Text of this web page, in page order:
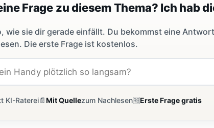
Frage zu diesem Thema? Ich hab
wie sie dir gerade einfällt. Du bekommst eine
Die erste Frage ist kostenlos.
KI-Raterei📄Mit Quellezum Nachlesen🆓Erste Frage gratis